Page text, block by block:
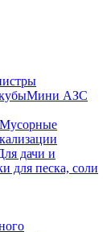
Мини АЗС
Мусорные
дачи и
для песка, соли